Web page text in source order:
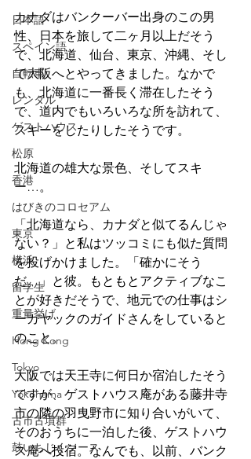
日本語
スペイン語
自転車
レンタル
ゲストハウス
松原
香港
はびきのコロセアム
東京
横浜
留学生
重量挙げ
Hong Kong
Tokyo
Yokohama
古市古墳群
鼓いちじくソース
カナダはバンクーバー出身のこの男
性、日本を旅して二ヶ月以上だそう
で、北海道、仙台、東京、沖縄、そし
て大阪へとやってきました。なかで
も、北海道に一番長く滞在したそう
で、道内でもいろいろな所を訪れて、
スキーをしたりしたそうです。
北海道の雄大な景色、そしてスキ
ー…。
「北海道なら、カナダと似てるんじゃ
ない？」と私はツッコミにも似た質問
を投げかけました。「確かにそう
だ。」と彼。もともとアクティブなこ
とが好きだそうで、地元での仕事はシ
ーカヤックのガイドさんをしていると
のこと。
大阪では天王寺に何日か宿泊したそう
ですが、ゲストハウス庵がある藤井寺
市の隣の羽曳野市に知り合いがいて、
そのおうちに一泊した後、ゲストハウ
ス庵へ投宿。なんでも、以前、バンク